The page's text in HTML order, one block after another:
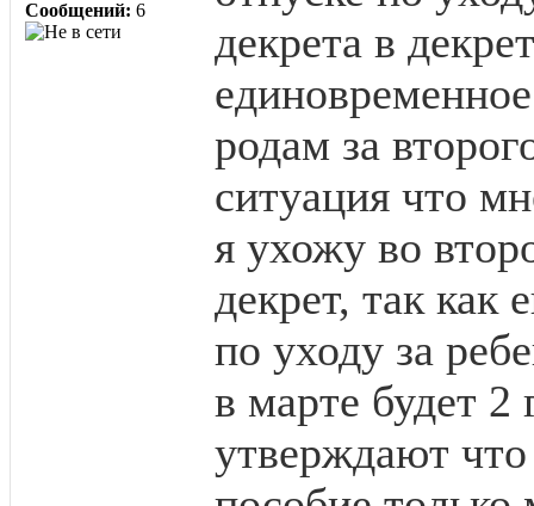
Сообщений: 6
декрета в
родам за
ситуация что
я ухожу во
декрет, так как
по уходу за
в марте будет 2
утверждают